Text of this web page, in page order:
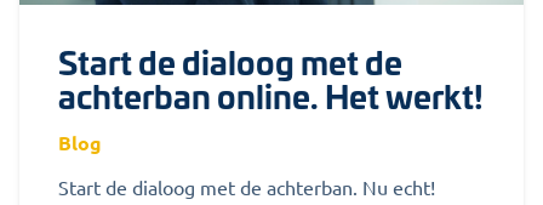
Start de dialoog met de
achterban online. Het werkt!
Blog
Start de dialoog met de achterban. Nu echt!